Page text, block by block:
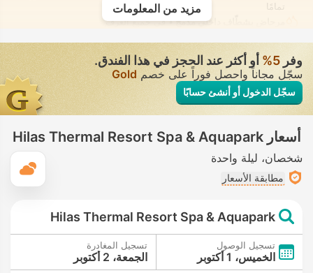
مرحاض بشطّاف داخلي مدمج• في جميع الغرف
مزيد من المعلومات
وفر 5‏% أو أكثر عند الحجز في هذا الفندق.
سجّل مجاناً واحصل فوراً على خصم Gold
سجّل الدخول أو أنشئ حسابًا
أسعار Hilas Thermal Resort Spa & Aquapark
شخصان ليلة واحدة
مطابقة الأسعار
Hilas Thermal Resort Spa & Aquapark
تسجيل الوصول
الخميس، 1 أكتوبر
تسجيل المغادرة
الجمعة، 2 أكتوبر